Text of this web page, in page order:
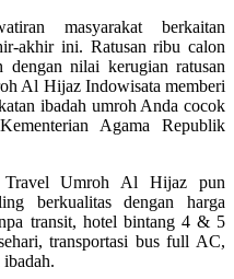
masyarakat berkaitan
akhir ini. Ratusan ribu calon
dengan nilai kerugian ratusan
Al Hijaz Indowisata memberi
ibadah umroh Anda cocok
Agama Republik
Travel Umroh Al Hijaz pun
berkualitas dengan harga
transit, hotel bintang 4 & 5
transportasi bus full AC,